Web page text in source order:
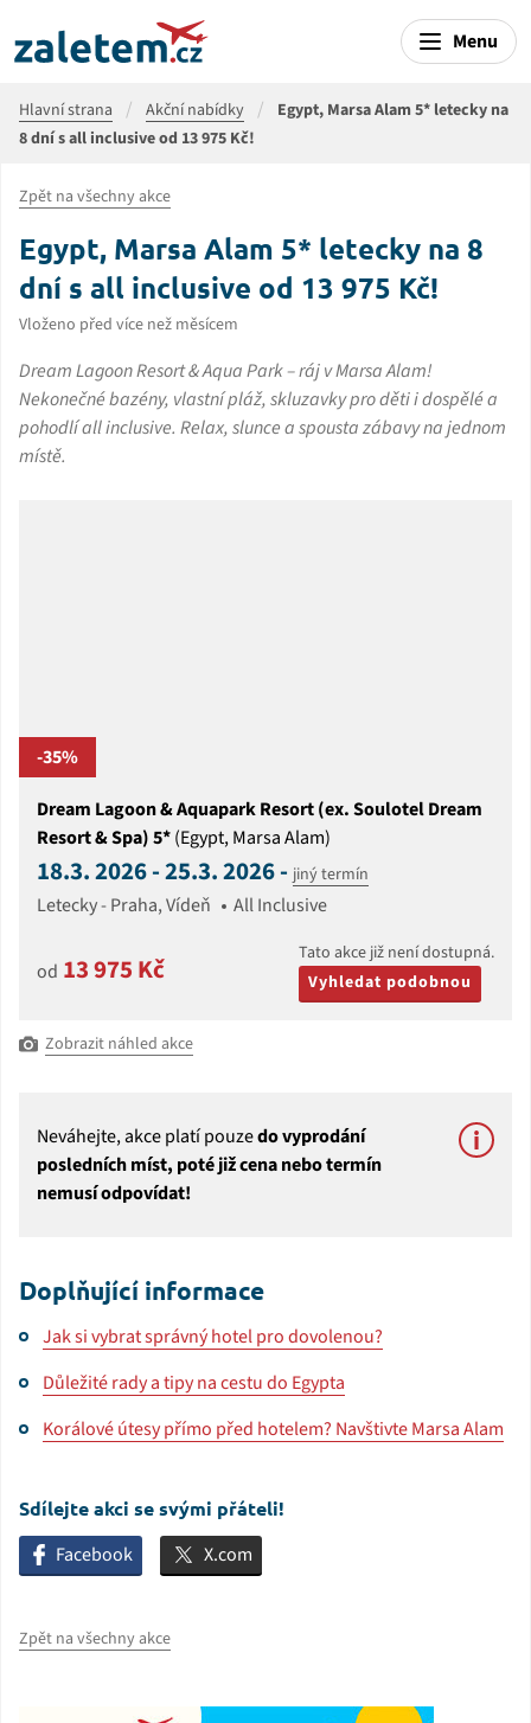
Menu
Hlavní strana Akční nabídky
Egypt, Marsa Alam 5* letecky na
8 dní s all inclusive od 13 975 Kč!
Zpět na všechny akce
Egypt, Marsa Alam 5* letecky na 8
dní s all inclusive od 13 975 Kč!
Vloženo před více než měsícem
Dream Lagoon Resort & Aqua Park – ráj v Marsa Alam!
Nekonečné bazény, vlastní pláž, skluzavky pro děti i dospělé a
pohodlí all inclusive. Relax, slunce a spousta zábavy na jednom
místě.
-35%
Dream Lagoon & Aquapark Resort (ex. Soulotel Dream
Resort & Spa) 5*(Egypt, Marsa Alam)
18.3. 2026 - 25.3. 2026 - jiný termín
Letecky - Praha, Vídeň All Inclusive
od 13 975 Kč
Tato akce již není dostupná.
Vyhledat podobnou
Zobrazit náhled akce
Neváhejte, akce platí pouzedo vyprodání
posledních míst, poté již cena nebo termín
nemusí odpovídat!
Doplňující informace
Jak si vybrat správný hotel pro dovolenou?
Důležité rady a tipy na cestu do Egypta
Korálové útesy přímo před hotelem? Navštivte Marsa Alam
Sdílejte akci se svými přáteli!
Facebook X.com
Zpět na všechny akce